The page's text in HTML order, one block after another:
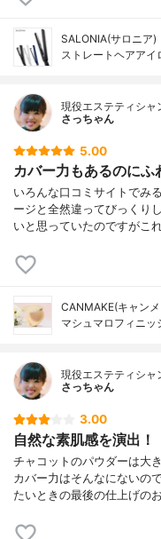
SALONIA(サロニア)
ストレートヘアア
現役エステティシ
さっちゃん
5.00
カバー力もあるのにふ
いろんな口コミサイトでみ
ージと全然違ってびっくり
いと思っていたのですがこ
CANMAKE(キャン
マシュマロフィニッ
現役エステティシ
さっちゃん
3.00
自然な素肌感を演出！
チャコットのパウダーは大
カバー力はそんなにないの
たいときの最後の仕上げの